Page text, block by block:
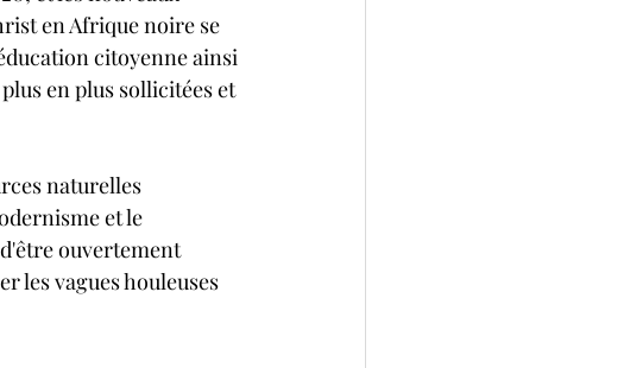
en Afrique noire se
citoyenne ainsi
en plus sollicitées et
naturelles
et le
ouvertement
les vagues houleuses